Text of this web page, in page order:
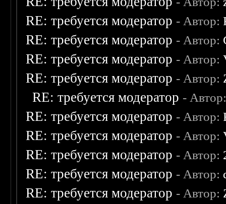
RE: требуется модератор - Автор:
RE: требуется модератор - Автор:
RE: требуется модератор - Автор:
RE: требуется модератор - Автор:
RE: требуется модератор -
RE: требуется модератор - Автор:
RE: требуется модератор - Автор:
RE: требуется модератор - Автор:
RE: требуется модератор - Автор:
RE: требуется модератор - Автор: